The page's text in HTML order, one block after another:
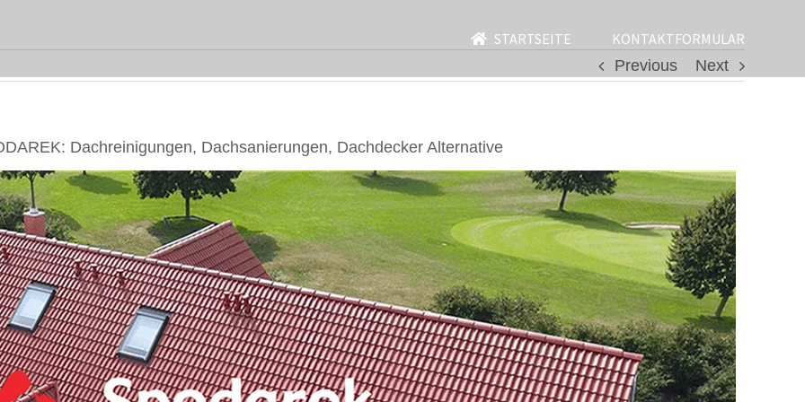
STARTSEITE
KONTAKTFORMULAR
Previous
Next
Dachreinigungen, Dachsanierungen, Dachdecker Alternative